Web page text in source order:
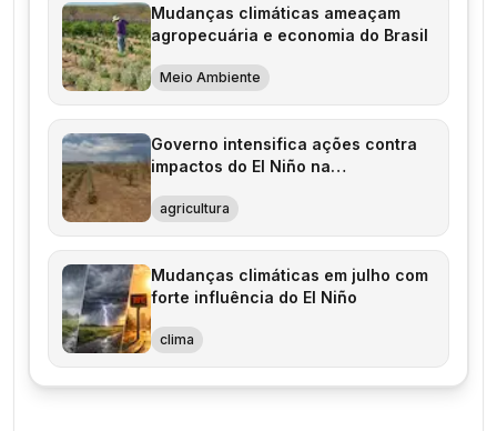
Mudanças climáticas ameaçam
agropecuária e economia do Brasil
Meio Ambiente
Governo intensifica ações contra
impactos do El Niño na
agricultura
Mudanças climáticas em julho com
forte influência do El Niño
clima